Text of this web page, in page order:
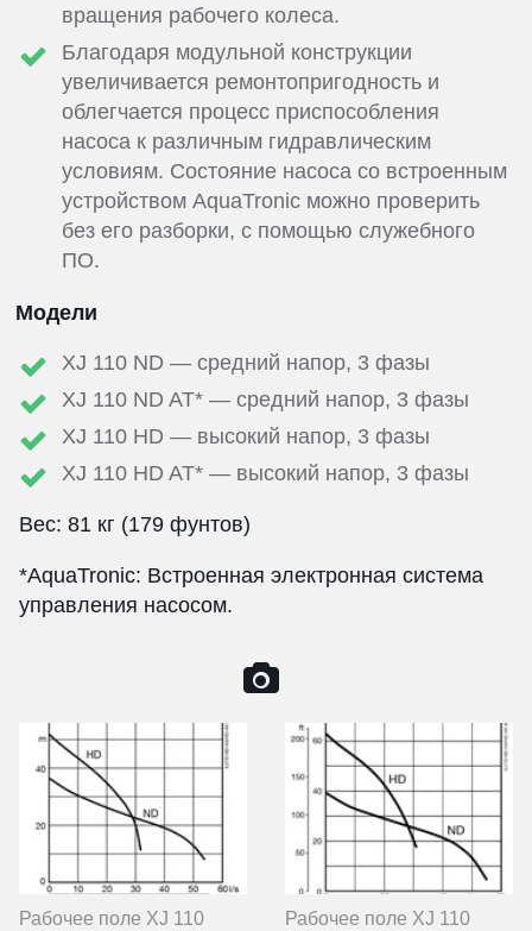
вращения рабочего колеса.
Благодаря модульной конструкции
увеличивается ремонтопригодность и
облегчается процесс приспособления
насоса к различным гидравлическим
условиям. Состояние насоса со встроенным
устройством AquaTronic можно проверить
без его разборки, с помощью служебного
ПО.
Модели
XJ 110 ND — средний напор, 3 фазы
XJ 110 ND AT* — средний напор, 3 фазы
XJ 110 HD — высокий напор, 3 фазы
XJ 110 HD AT* — высокий напор, 3 фазы
Вес: 81 кг (179 фунтов)
*AquaTronic: Встроенная электронная система
управления насосом.
Рабочее поле XJ 110
Рабочее поле XJ 110